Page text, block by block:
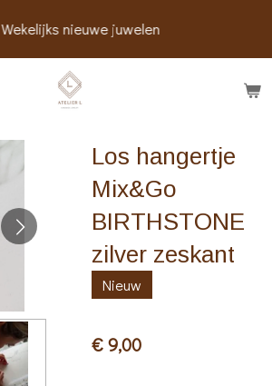
Wekelijks nieuwe juwelen
Los hangertje
Mix&Go
BIRTHSTONE
zilver zeskant
Nieuw
€ 9,00